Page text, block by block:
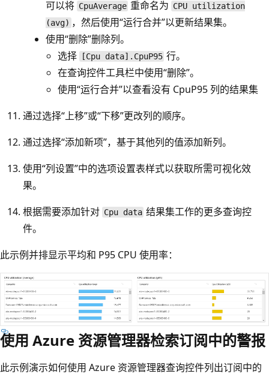
可以将 CpuAverage 重命名为 CPU utilization
(avg) ，然后使用“运行合并”以更新结果集。
使用“删除”删除列。
选择
[Cpu data].CpuP95 行。
在查询控件工具栏中使用“删除”。
使用“运行合并”以查看没有 CpuP95 列的结果集
通过选择“上移”或“下移”更改列的顺序。
通过选择“添加新项”，基于其他列的值添加新列。
使用“列设置”中的选项设置表样式以获取所需可视化效
果。
根据需要添加针对 Cpu data 结果集工作的更多查询控
件。
此示例并排显示平均和 P95 CPU 使用率：
使用 Azure 资源管理器检索订阅中的警报
此示例演示如何使用 Azure 资源管理器查询控件列出订阅中的